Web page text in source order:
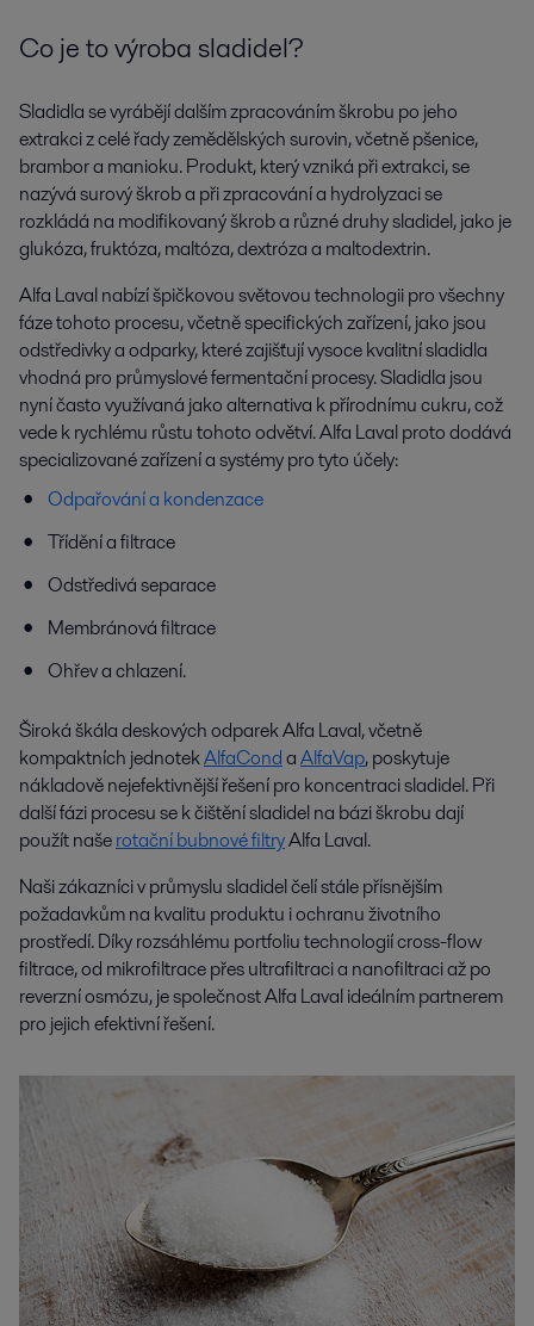
Co je to výroba sladidel?
Sladidla se vyrábějí dalším zpracováním škrobu po jeho
extrakci z celé řady zemědělských surovin, včetně pšenice,
brambor a manioku. Produkt, který vzniká při extrakci, se
nazývá surový škrob a při zpracování a hydrolyzaci se
rozkládá na modifikovaný škrob a různé druhy sladidel, jako je
glukóza, fruktóza, maltóza, dextróza a maltodextrin.
Alfa Laval nabízí špičkovou světovou technologii pro všechny
fáze tohoto procesu, včetně specifických zařízení, jako jsou
odstředivky a odparky, které zajišťují vysoce kvalitní sladidla
vhodná pro průmyslové fermentační procesy. Sladidla jsou
nyní často využívaná jako alternativa k přírodnímu cukru, což
vede k rychlému růstu tohoto odvětví. Alfa Laval proto dodává
specializované zařízení a systémy pro tyto účely:
Odpařování a kondenzace
Třídění a filtrace
Odstředivá separace
Membránová filtrace
Ohřev a chlazení.
Široká škála deskových odparek Alfa Laval, včetně
kompaktních jednotekAlfaCondaAlfaVap, poskytuje
nákladově nejefektivnější řešení pro koncentraci sladidel. Při
další fázi procesu se k čištění sladidel na bázi škrobu dají
použít našerotační bubnové filtryAlfa Laval.
Naši zákazníci v průmyslu sladidel čelí stále přísnějším
požadavkům na kvalitu produktu i ochranu životního
prostředí. Díky rozsáhlému portfoliu technologií cross-flow
filtrace, od mikrofiltrace přes ultrafiltraci a nanofiltraci až po
reverzní osmózu, je společnost Alfa Laval ideálním partnerem
pro jejich efektivní řešení.